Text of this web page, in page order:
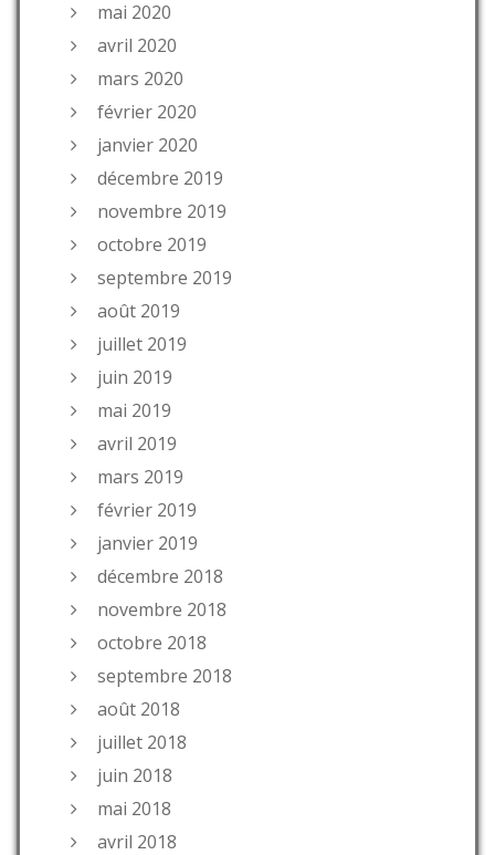
mai 2020
avril 2020
mars 2020
février 2020
janvier 2020
décembre 2019
novembre 2019
octobre 2019
septembre 2019
août 2019
juillet 2019
juin 2019
mai 2019
avril 2019
mars 2019
février 2019
janvier 2019
décembre 2018
novembre 2018
octobre 2018
septembre 2018
août 2018
juillet 2018
juin 2018
mai 2018
avril 2018